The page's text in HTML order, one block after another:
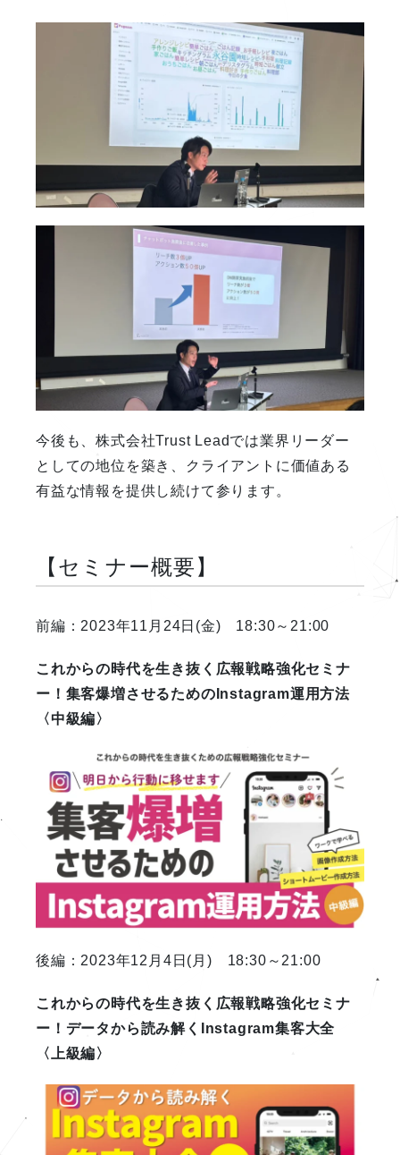
今後も、株式会社Trust Leadでは業界リーダー
としての地位を築き、クライアントに価値ある
有益な情報を提供し続けて参ります。
【セミナー概要】
前編：2023年11月24日(金) 18:30～21:00
これからの時代を生き抜く広報戦略強化セミナ
ー！集客爆増させるためのInstagram運用方法
〈中級編〉
後編：2023年12月4日(月) 18:30～21:00
これからの時代を生き抜く広報戦略強化セミナ
ー！データから読み解くInstagram集客大全
〈上級編〉